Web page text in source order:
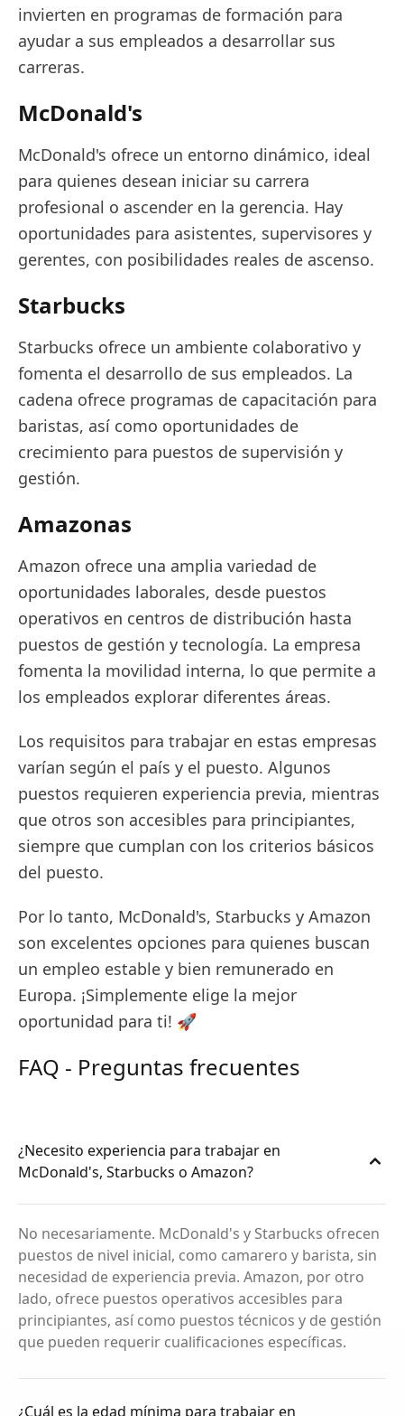
invierten en programas de formación para
ayudar a sus empleados a desarrollar sus
carreras.
McDonald's
McDonald's ofrece un entorno dinámico, ideal
para quienes desean iniciar su carrera
profesional o ascender en la gerencia. Hay
oportunidades para asistentes, supervisores y
gerentes, con posibilidades reales de ascenso.
Starbucks
Starbucks ofrece un ambiente colaborativo y
fomenta el desarrollo de sus empleados. La
cadena ofrece programas de capacitación para
baristas, así como oportunidades de
crecimiento para puestos de supervisión y
gestión.
Amazonas
Amazon ofrece una amplia variedad de
oportunidades laborales, desde puestos
operativos en centros de distribución hasta
puestos de gestión y tecnología. La empresa
fomenta la movilidad interna, lo que permite a
los empleados explorar diferentes áreas.
Los requisitos para trabajar en estas empresas
varían según el país y el puesto. Algunos
puestos requieren experiencia previa, mientras
que otros son accesibles para principiantes,
siempre que cumplan con los criterios básicos
del puesto.
Por lo tanto, McDonald's, Starbucks y Amazon
son excelentes opciones para quienes buscan
un empleo estable y bien remunerado en
Europa. ¡Simplemente elige la mejor
oportunidad para ti! 🚀
FAQ - Preguntas frecuentes
¿Necesito experiencia para trabajar en
McDonald's, Starbucks o Amazon?
No necesariamente. McDonald's y Starbucks ofrecen
puestos de nivel inicial, como camarero y barista, sin
necesidad de experiencia previa. Amazon, por otro
lado, ofrece puestos operativos accesibles para
principiantes, así como puestos técnicos y de gestión
que pueden requerir cualificaciones específicas.
¿Cuál es la edad mínima para trabajar en